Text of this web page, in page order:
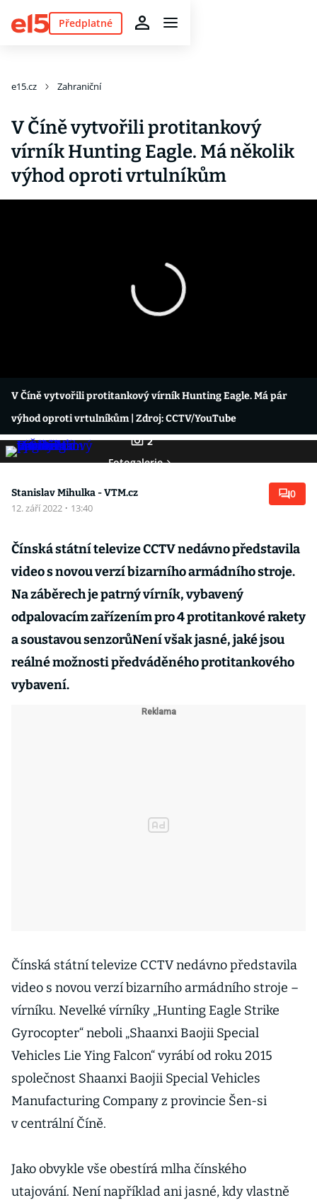
Předplatné
e15.cz Zahraniční
V Číně vytvořili protitankový
vírník Hunting Eagle. Má několik
výhod oproti vrtulníkům
V Číně vytvořili protitankový vírník Hunting Eagle. Má pár
výhod oproti vrtulníkům | Zdroj: CCTV/YouTube
2
Fotogalerie
Stanislav Mihulka - VTM.cz
12. září 2022 · 13:40
0
Čínská státní televize CCTV nedávno představila
video s novou verzí bizarního armádního stroje.
Na záběrech je patrný vírník, vybavený
odpalovacím zařízením pro 4 protitankové rakety
a soustavou senzorůNení však jasné, jaké jsou
reálné možnosti předváděného protitankového
vybavení.
Čínská státní televize CCTV nedávno představila
video s novou verzí bizarního armádního stroje –
vírníku. Nevelké vírníky „Hunting Eagle Strike
Gyrocopter“ neboli „Shaanxi Baojii Special
Vehicles Lie Ying Falcon“ vyrábí od roku 2015
společnost Shaanxi Baojii Special Vehicles
Manufacturing Company z provincie Šen-si
v centrální Číně.
Jako obvykle vše obestírá mlha čínského
utajování. Není například ani jasné, kdy vlastně